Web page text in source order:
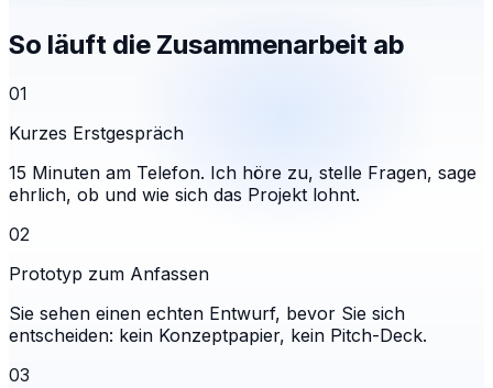
So läuft die Zusammenarbeit ab
01
Kurzes Erstgespräch
15 Minuten am Telefon. Ich höre zu, stelle Fragen, sage
ehrlich, ob und wie sich das Projekt lohnt.
02
Prototyp zum Anfassen
Sie sehen einen echten Entwurf, bevor Sie sich
entscheiden: kein Konzeptpapier, kein Pitch-Deck.
03